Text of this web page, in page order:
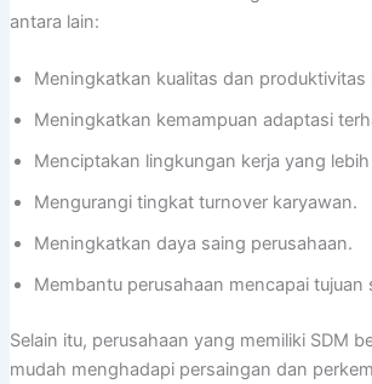
antara lain:
Meningkatkan kualitas dan produktivitas
Meningkatkan kemampuan adaptasi
Menciptakan lingkungan kerja yang
Mengurangi tingkat turnover karyawan.
Meningkatkan daya saing perusahaan.
Membantu perusahaan mencapai tujuan
Selain itu, perusahaan yang memiliki SDM
mudah menghadapi persaingan dan